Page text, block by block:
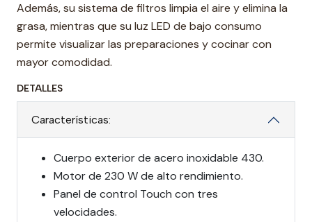
Además, su sistema de filtros limpia el aire y elimina la
grasa, mientras que su luz LED de bajo consumo
permite visualizar las preparaciones y cocinar con
mayor comodidad.
DETALLES
Características:
Cuerpo exterior de acero inoxidable 430.
Motor de 230 W de alto rendimiento.
Panel de control Touch con tres
velocidades.